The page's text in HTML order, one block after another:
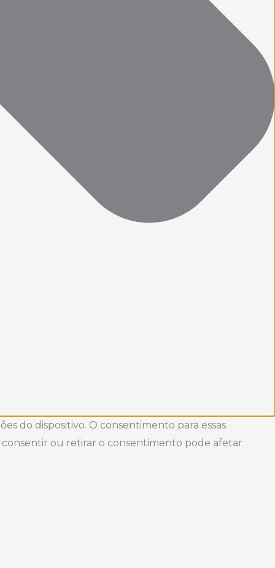
do dispositivo. O consentimento para essas
ou retirar o consentimento pode afetar